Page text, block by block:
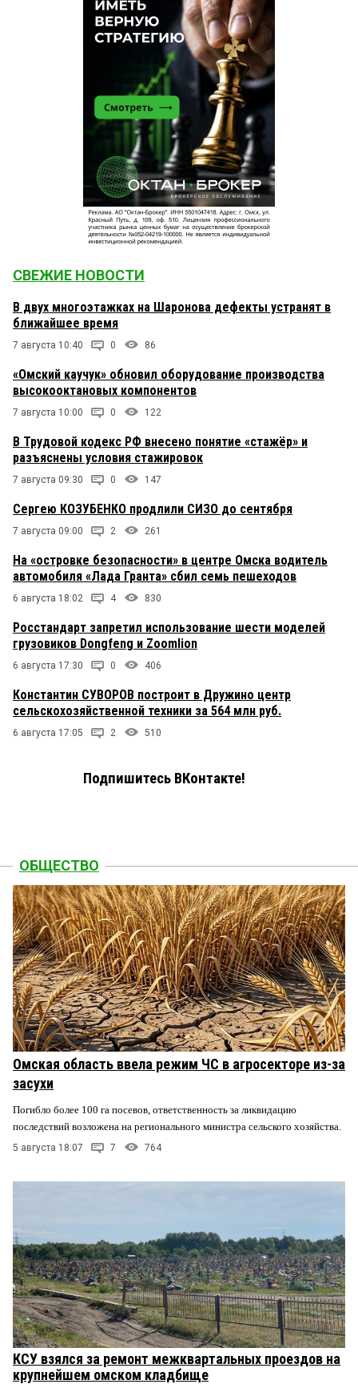
СВЕЖИЕ НОВОСТИ
В двух многоэтажках на Шаронова дефекты устранят в
ближайшее время
7 августа 10:40 0 86
«Омский каучук» обновил оборудование производства
высокооктановых компонентов
7 августа 10:00 0 122
В Трудовой кодекс РФ внесено понятие «стажёр» и
разъяснены условия стажировок
7 августа 09:30 0 147
Сергею КОЗУБЕНКО продлили СИЗО до сентября
7 августа 09:00 2 261
На «островке безопасности» в центре Омска водитель
автомобиля «Лада Гранта» сбил семь пешеходов
6 августа 18:02 4 830
Росстандарт запретил использование шести моделей
грузовиков Dongfeng и Zoomlion
6 августа 17:30 0 406
Константин СУВОРОВ построит в Дружино центр
сельскохозяйственной техники за 564 млн руб.
6 августа 17:05 2 510
Подпишитесь ВКонтакте!
ОБЩЕСТВО
Омская область ввела режим ЧС в агросекторе из-за
засухи
Погибло более 100 га посевов, ответственность за ликвидацию
последствий возложена на регионального министра сельского хозяйства.
5 августа 18:07 7 764
КСУ взялся за ремонт межквартальных проездов на
крупнейшем омском кладбище